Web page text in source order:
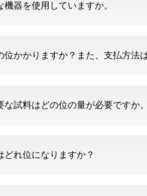
機器を使用していますか。
位かかりますか？また、支払方法
な試料はどの位の量が必要ですか
どれ位になりますか？